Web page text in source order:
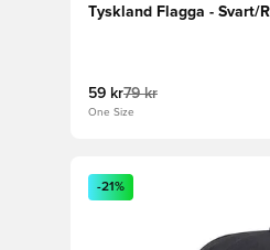
Tyskland Flagga - Svart/
59 kr79 kr
One Size
Öppnar en Modal för
-21%